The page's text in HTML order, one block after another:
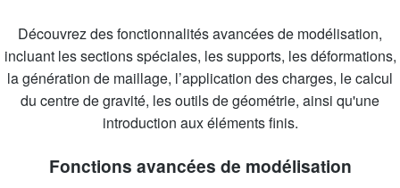
Découvrez des fonctionnalités avancées de modélisation,
incluant les sections spéciales, les supports, les déformations,
la génération de maillage, l’application des charges, le calcul
du centre de gravité, les outils de géométrie, ainsi qu'une
introduction aux éléments finis.
Fonctions avancées de modélisation